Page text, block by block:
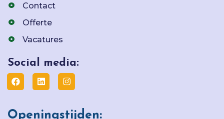
Contact
Offerte
Vacatures
Social media:
Openingstijden: